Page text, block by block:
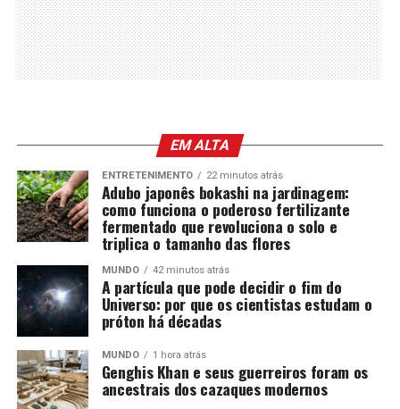
EM ALTA
ENTRETENIMENTO 22 minutos atrás
Adubo japonês bokashi na jardinagem:
como funciona o poderoso fertilizante
fermentado que revoluciona o solo e
triplica o tamanho das flores
MUNDO 42 minutos atrás
A partícula que pode decidir o fim do
Universo: por que os cientistas estudam o
próton há décadas
MUNDO 1 hora atrás
Genghis Khan e seus guerreiros foram os
ancestrais dos cazaques modernos